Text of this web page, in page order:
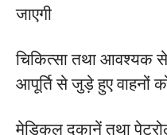
जाएगी
चिकित्सा तथा आवश्यक
आपूर्ति से जुड़े हुए वाहनों
मेडिकल दुकानें तथा